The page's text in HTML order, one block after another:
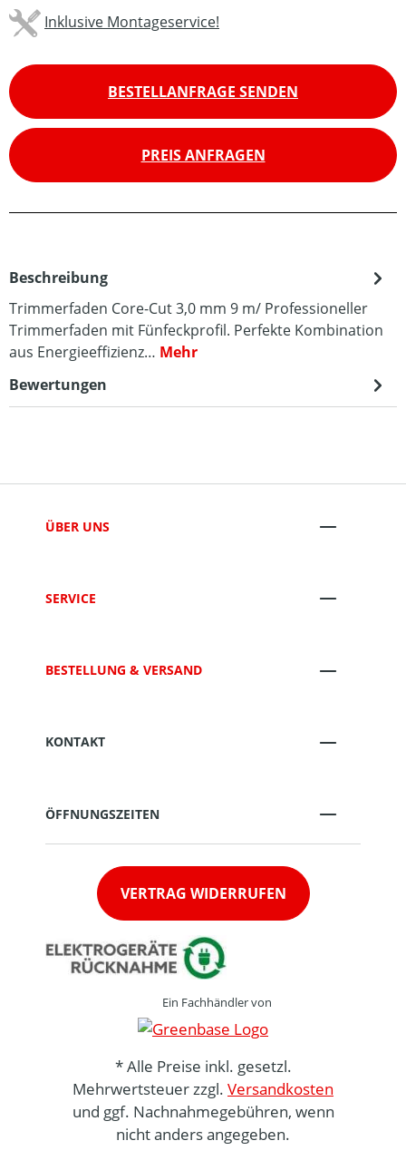
Inklusive Montageservice!
BESTELLANFRAGE SENDEN
PREIS ANFRAGEN
Beschreibung
Trimmerfaden Core-Cut 3,0 mm 9 m/ Professioneller
Trimmerfaden mit Fünfeckprofil. Perfekte Kombination
aus Energieeffizienz… Mehr
Bewertungen
ÜBER UNS
SERVICE
BESTELLUNG & VERSAND
KONTAKT
ÖFFNUNGSZEITEN
VERTRAG WIDERRUFEN
Ein Fachhändler von
* Alle Preise inkl. gesetzl.
Mehrwertsteuer zzgl. Versandkosten
und ggf. Nachnahmegebühren, wenn
nicht anders angegeben.